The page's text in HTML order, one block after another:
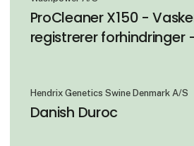
ProCleaner X150 -
registrerer forhindringer
Hendrix Genetics Swine Denmark A/S
Danish Duroc